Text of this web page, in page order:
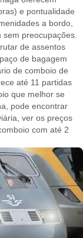
e pontualidade
a bordo,
preocupações.
de assentos
de bagagem
de comboio de
até 11 partidas
que melhor se
pode encontrar
ver os preços
com até 2